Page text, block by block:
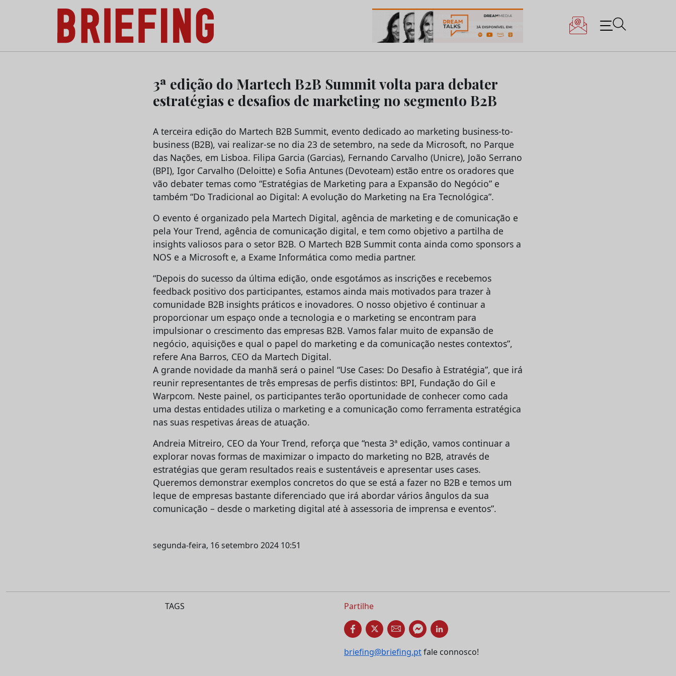
Briefing: Todas as notícias sobre os negócios do Marketing e da Publicidade
3ª edição do Martech B2B Summit volta para debater
estratégias e desafios de marketing no segmento B2B
A terceira edição do Martech B2B Summit, evento dedicado ao marketing business-to-
business (B2B), vai realizar-se no dia 23 de setembro, na sede da Microsoft, no Parque
das Nações, em Lisboa. Filipa Garcia (Garcias), Fernando Carvalho (Unicre), João Serrano
(BPI), Igor Carvalho (Deloitte) e Sofia Antunes (Devoteam) estão entre os oradores que
vão debater temas como “Estratégias de Marketing para a Expansão do Negócio” e
também “Do Tradicional ao Digital: A evolução do Marketing na Era Tecnológica”.
O evento é organizado pela Martech Digital, agência de marketing e de comunicação e
pela Your Trend, agência de comunicação digital, e tem como objetivo a partilha de
insights valiosos para o setor B2B. O Martech B2B Summit conta ainda como sponsors a
NOS e a Microsoft e, a Exame Informática como media partner.
“Depois do sucesso da última edição, onde esgotámos as inscrições e recebemos
feedback positivo dos participantes, estamos ainda mais motivados para trazer à
comunidade B2B insights práticos e inovadores. O nosso objetivo é continuar a
proporcionar um espaço onde a tecnologia e o marketing se encontram para
impulsionar o crescimento das empresas B2B. Vamos falar muito de expansão de
negócio, aquisições e qual o papel do marketing e da comunicação nestes contextos”,
refere Ana Barros, CEO da Martech Digital.
A grande novidade da manhã será o painel “Use Cases: Do Desafio à Estratégia”, que irá
reunir representantes de três empresas de perfis distintos: BPI, Fundação do Gil e
Warpcom. Neste painel, os participantes terão oportunidade de conhecer como cada
uma destas entidades utiliza o marketing e a comunicação como ferramenta estratégica
nas suas respetivas áreas de atuação.
Andreia Mitreiro, CEO da Your Trend, reforça que “nesta 3ª edição, vamos continuar a
explorar novas formas de maximizar o impacto do marketing no B2B, através de
estratégias que geram resultados reais e sustentáveis e apresentar uses cases.
Queremos demonstrar exemplos concretos do que se está a fazer no B2B e temos um
leque de empresas bastante diferenciado que irá abordar vários ângulos da sua
comunicação – desde o marketing digital até à assessoria de imprensa e eventos”.
segunda-feira, 16 setembro 2024 10:51
TAGS Partilhe
briefing@briefing.ptfale connosco!